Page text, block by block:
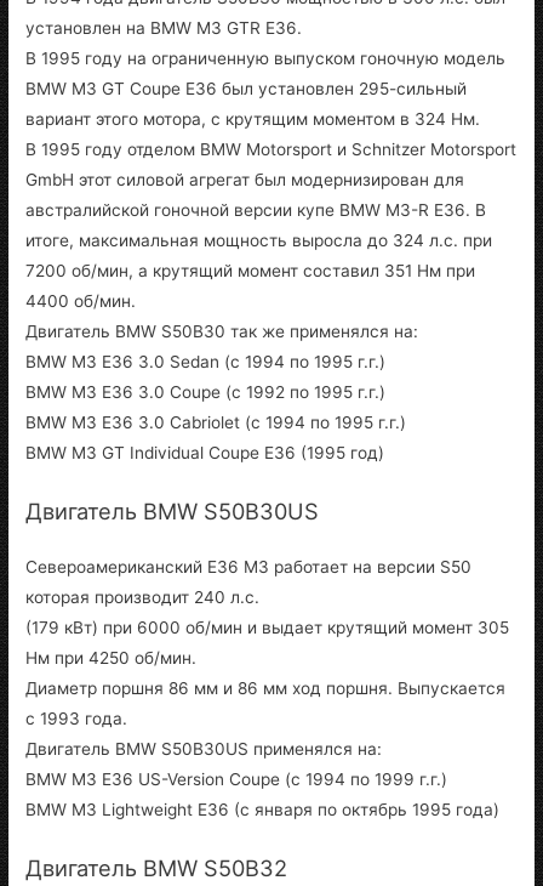
установлен на BMW M3 GTR E36.
В 1995 году на ограниченную выпуском гоночную модель
BMW M3 GT Coupe E36 был установлен 295-сильный
вариант этого мотора, с крутящим моментом в 324 Нм.
В 1995 году отделом BMW Motorsport и Schnitzer Motorsport
GmbH этот силовой агрегат был модернизирован для
австралийской гоночной версии купе BMW M3-R E36. В
итоге, максимальная мощность выросла до 324 л.с. при
7200 об/мин, а крутящий момент составил 351 Нм при
4400 об/мин.
Двигатель BMW S50B30 так же применялся на:
BMW M3 E36 3.0 Sedan (с 1994 по 1995 г.г.)
BMW M3 E36 3.0 Coupe (с 1992 по 1995 г.г.)
BMW M3 E36 3.0 Cabriolet (с 1994 по 1995 г.г.)
BMW M3 GT Individual Coupe E36 (1995 год)
Двигатель BMW S50B30US
Североамериканский E36 M3 работает на версии S50
которая производит 240 л.с.
(179 кВт) при 6000 об/мин и выдает крутящий момент 305
Нм при 4250 об/мин.
Диаметр поршня 86 мм и 86 мм ход поршня. Выпускается
с 1993 года.
Двигатель BMW S50B30US применялся на:
BMW M3 E36 US-Version Coupe (с 1994 по 1999 г.г.)
BMW M3 Lightweight E36 (с января по октябрь 1995 года)
Двигатель BMW S50B32